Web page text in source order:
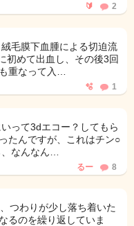
🔰 2
毛膜下血腫による切迫流
初めて出血し、その後3回
重なって入…
🫧 1
って3dエコー？してもら
たんですが、これはチン○
なんなん…
るー 8
つわりが少し落ち着いた
るのを繰り返していま